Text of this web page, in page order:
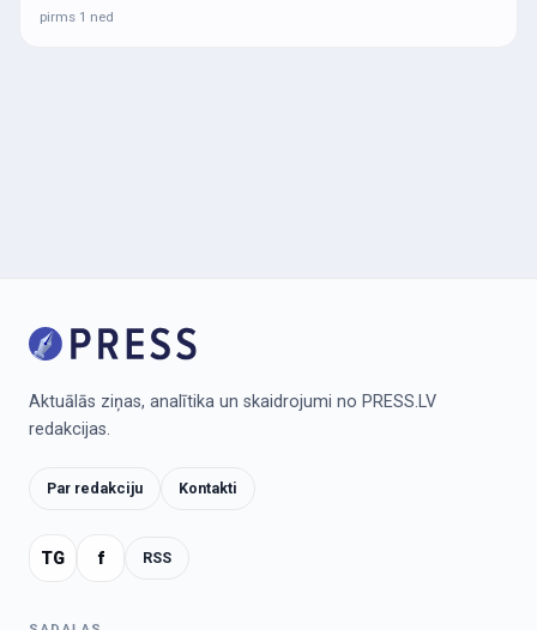
pirms 1 ned
Aktuālās ziņas, analītika un skaidrojumi no PRESS.LV
redakcijas.
Par redakciju Kontakti
TG f RSS